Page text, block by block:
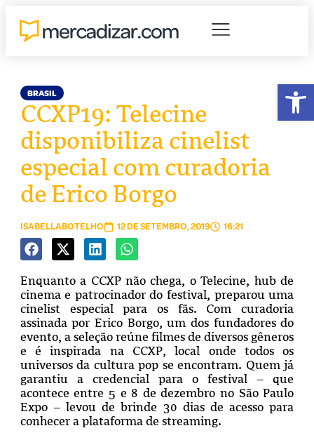
BRASIL
CCXP19: Telecine
disponibiliza cinelist
especial com curadoria
de Erico Borgo
ISABELLABOTELHO 12 DE SETEMBRO, 2019 16:21
Enquanto a CCXP não chega, o Telecine, hub de
cinema e patrocinador do festival, preparou uma
cinelist especial para os fãs. Com curadoria
assinada por Erico Borgo, um dos fundadores do
evento, a seleção reúne filmes de diversos gêneros
e é inspirada na CCXP, local onde todos os
universos da cultura pop se encontram. Quem já
garantiu a credencial para o festival – que
acontece entre 5 e 8 de dezembro no São Paulo
Expo – levou de brinde 30 dias de acesso para
conhecer a plataforma de streaming.